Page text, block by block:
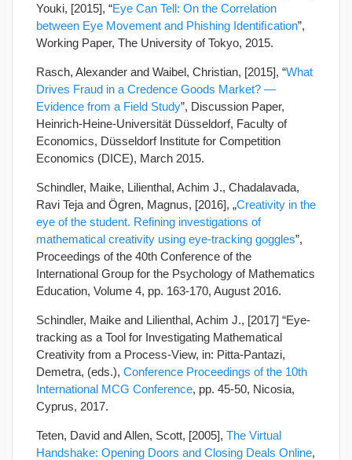
Youki, [2015], “Eye Can Tell: On the Correlation
between Eye Movement and Phishing Identiﬁcation”,
Working Paper, The University of Tokyo, 2015.
Rasch, Alexander and Waibel, Christian, [2015], “What
Drives Fraud in a Credence Goods Market? —
Evidence from a Field Study”, Discussion Paper,
Heinrich‐Heine‐Universität Düsseldorf, Faculty of
Economics, Düsseldorf Institute for Competition
Economics (DICE), March 2015.
Schindler, Maike, Lilienthal, Achim J., Chadalavada,
Ravi Teja and Ögren, Magnus, [2016], „Creativity in the
eye of the student. Refining investigations of
mathematical creativity using eye-tracking goggles”,
Proceedings of the 40th Conference of the
International Group for the Psychology of Mathematics
Education, Volume 4, pp. 163-170, August 2016.
Schindler, Maike and Lilienthal, Achim J., [2017] “Eye-
tracking as a Tool for Investigating Mathematical
Creativity from a Process-View, in: Pitta-Pantazi,
Demetra, (eds.), Conference Proceedings of the 10th
International MCG Conference, pp. 45-50, Nicosia,
Cyprus, 2017.
Teten, David and Allen, Scott, [2005], The Virtual
Handshake: Opening Doors and Closing Deals Online,